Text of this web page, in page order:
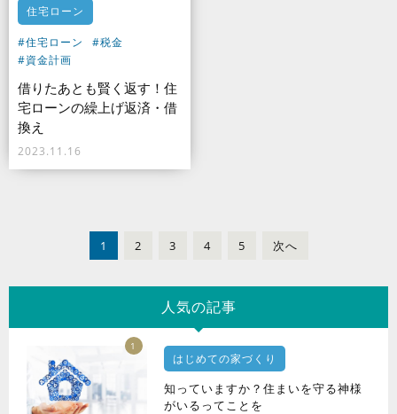
住宅ローン
#住宅ローン
#税金
#資金計画
借りたあとも賢く返す！住
宅ローンの繰上げ返済・借
換え
2023.11.16
1 2 3 4 5 次へ
人気の記事
1
はじめての家づくり
知っていますか？住まいを守る神様
がいるってことを